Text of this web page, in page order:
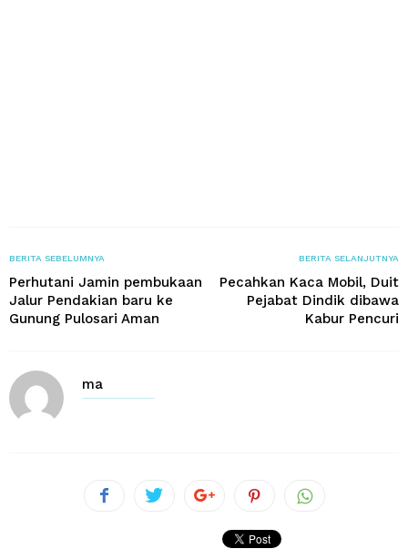
BERITA SEBELUMNYA
Perhutani Jamin pembukaan
Jalur Pendakian baru ke
Gunung Pulosari Aman
BERITA SELANJUTNYA
Pecahkan Kaca Mobil, Duit
Pejabat Dindik dibawa
Kabur Pencuri
ma